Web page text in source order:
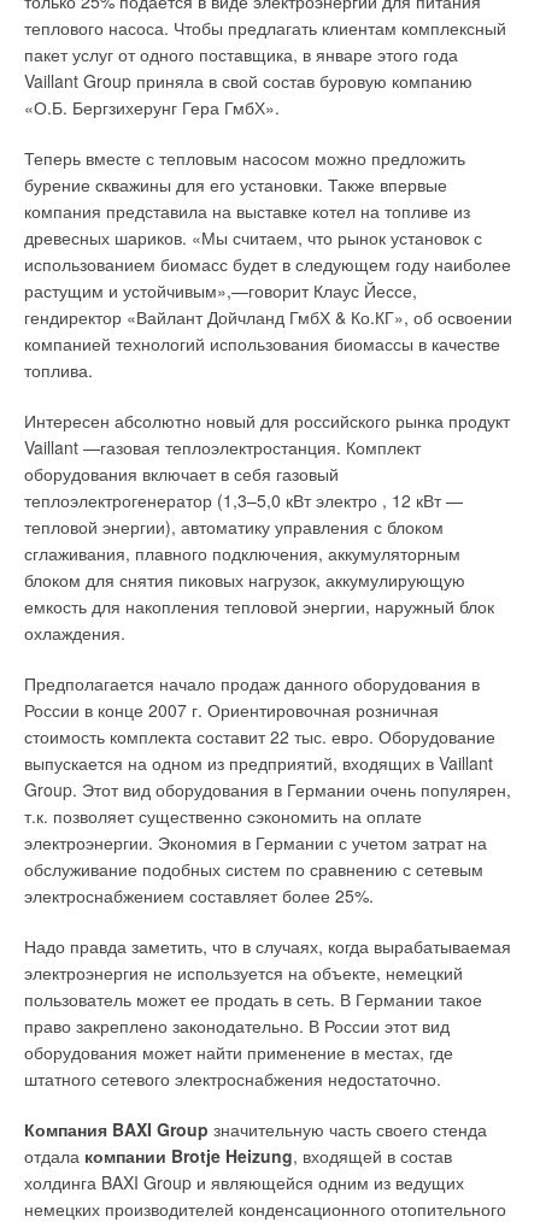
теплового насоса. Чтобы предлагать клиентам комплексный
пакет услуг от одного поставщика, в январе этого года
Vaillant Group приняла в свой состав буровую компанию
«О.Б. Бергзихерунг Гера ГмбХ».
Теперь вместе с тепловым насосом можно предложить
бурение скважины для его установки. Также впервые
компания представила на выставке котел на топливе из
древесных шариков. «Мы считаем, что рынок установок с
использованием биомасс будет в следующем году наиболее
растущим и устойчивым»,—говорит Клаус Йессе,
гендиректор «Вайлант Дойчланд ГмбХ & Ко.КГ», об освоении
компанией технологий использования биомассы в качестве
топлива.
Интересен абсолютно новый для российского рынка продукт
Vaillant —газовая теплоэлектростанция. Комплект
оборудования включает в себя газовый
теплоэлектрогенератор (1,3–5,0 кВт электро , 12 кВт —
тепловой энергии), автоматику управления с блоком
сглаживания, плавного подключения, аккумуляторным
блоком для снятия пиковых нагрузок, аккумулирующую
емкость для накопления тепловой энергии, наружный блок
охлаждения.
Предполагается начало продаж данного оборудования в
России в конце 2007 г. Ориентировочная розничная
стоимость комплекта составит 22 тыс. евро. Оборудование
выпускается на одном из предприятий, входящих в Vaillant
Group. Этот вид оборудования в Германии очень популярен,
т.к. позволяет существенно сэкономить на оплате
электроэнергии. Экономия в Германии с учетом затрат на
обслуживание подобных систем по сравнению с сетевым
электроснабжением составляет более 25%.
Надо правда заметить, что в случаях, когда вырабатываемая
электроэнергия не используется на объекте, немецкий
пользователь может ее продать в сеть. В Германии такое
право закреплено законодательно. В России этот вид
оборудования может найти применение в местах, где
штатного сетевого электроснабжения недостаточно.
Компания BAXI Group значительную часть своего стенда
отдала компании Brotje Heizung, входящей в состав
холдинга BAXI Group и являющейся одним из ведущих
немецких производителей конденсационного отопительного